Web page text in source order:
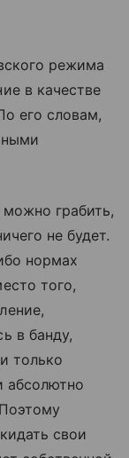
режима
в качестве
его словам,
грабить,
не будет.
нормах
того,
в банду,
только
абсолютно
свои